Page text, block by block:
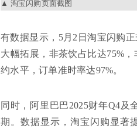
淘宝闪购页面截图
有数据显示，5月2日淘宝闪购
大幅拓展，非茶饮占比达75%
约水平，订单准时率达97%。
同时，阿里巴巴2025财年Q4
期。数据显示，淘宝闪购显著